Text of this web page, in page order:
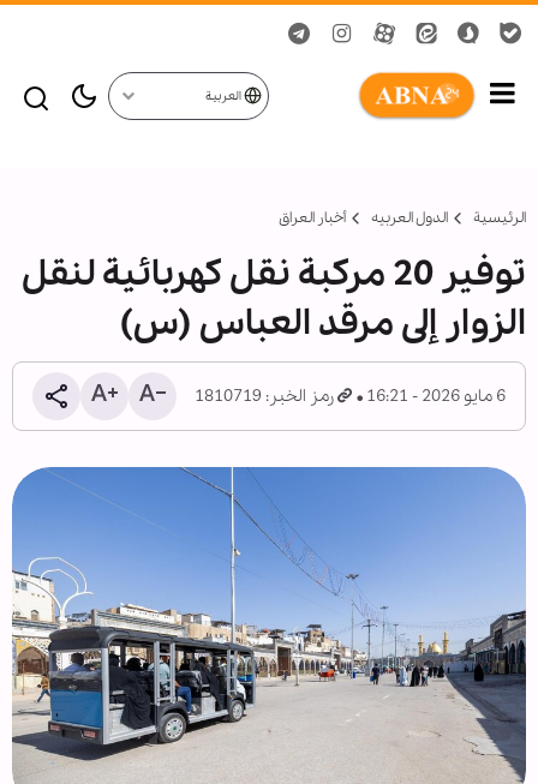
العربية
الرئيسية الدول العربیه أخبار العراق
توفیر 20 مركبة نقل كهربائية لنقل
الزوار إلى مرقد العباس (س)
6 مايو 2026 - 16:21 رمز الخبر: 1810719